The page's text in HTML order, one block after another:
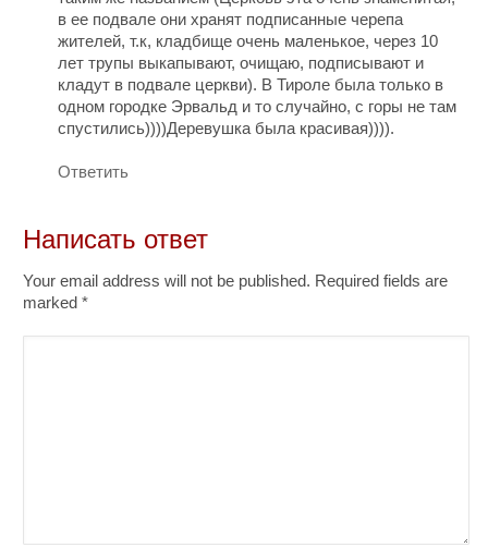
в ее подвале они хранят подписанные черепа
жителей, т.к, кладбище очень маленькое, через 10
лет трупы выкапывают, очищаю, подписывают и
кладут в подвале церкви). В Тироле была только в
одном городке Эрвальд и то случайно, с горы не там
спустились))))Деревушка была красивая)))).
Ответить
Написать ответ
Your email address will not be published. Required fields are
marked*